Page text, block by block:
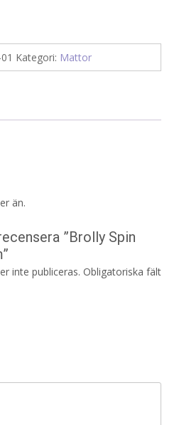
Kategori: Mattor
än.
”Brolly Spin
inte publiceras. Obligatoriska fält